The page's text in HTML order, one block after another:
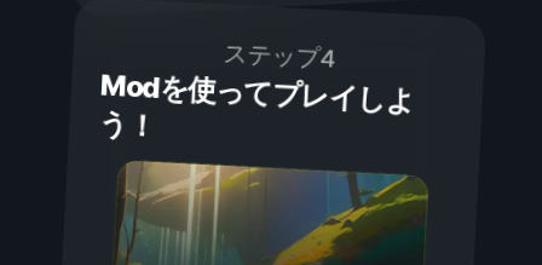
ステップ4
Modを使ってプレイしよ
う！